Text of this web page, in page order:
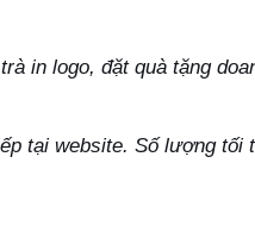
in logo, đặt quà tặng
tại website. Số lượng tối